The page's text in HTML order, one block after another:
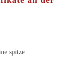
spitze